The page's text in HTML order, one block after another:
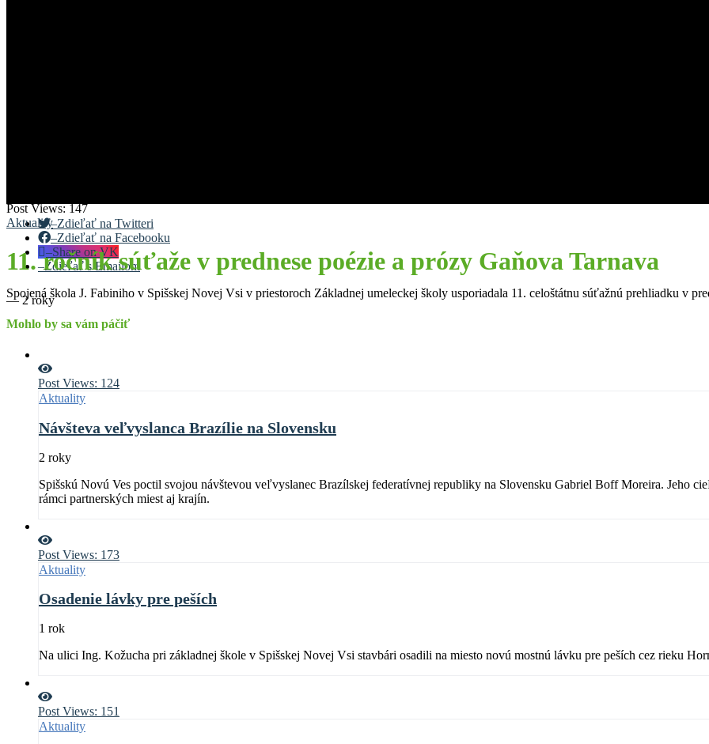
Post Views: 147
Aktuality
11. ročník súťaže v prednese poézie a prózy Gaňova Tarnava
— 2 roky
–Zdieľať na Twitteri
–Zdieľať na Facebooku
–Share on VK
–Zdieľať s Emailom
Spojená škola J. Fabiniho v Spišskej Novej Vsi v priestoroch Základnej umeleckej školy usporiadala 11. celoštátnu súťažnú prehliadku v
Mohlo by sa vám páčiť
Post Views: 124
Aktuality
Návšteva veľvyslanca Brazílie na Slovensku
2 roky
Spišskú Novú Ves poctil svojou návštevou veľvyslanec Brazílskej federatívnej republiky na Slovensku Gabriel Boff Moreira. Jeho
rámci partnerských miest aj krajín.
Post Views: 173
Aktuality
Osadenie lávky pre peších
1 rok
Na ulici Ing. Kožucha pri základnej škole v Spišskej Novej Vsi stavbári osadili na miesto novú mostnú lávku pre peších cez rieku
Post Views: 151
Aktuality